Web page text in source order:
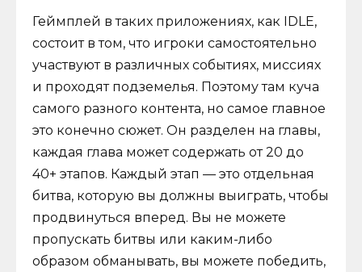
Геймплей в таких приложениях, как IDLE,
состоит в том, что игроки самостоятельно
участвуют в различных событиях, миссиях
и проходят подземелья. Поэтому там куча
самого разного контента, но самое главное
это конечно сюжет. Он разделен на главы,
каждая глава может содержать от 20 до
40+ этапов. Каждый этап — это отдельная
битва, которую вы должны выиграть, чтобы
продвинуться вперед. Вы не можете
пропускать битвы или каким-либо
образом обманывать, вы можете победить,